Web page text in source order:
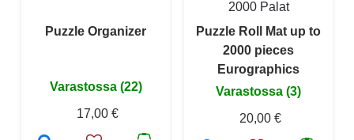
Puzzle Organizer
Varastossa (22)
17,00 €
2000 Palat
Puzzle Roll Mat up to
2000 pieces
Eurographics
Varastossa (3)
20,00 €